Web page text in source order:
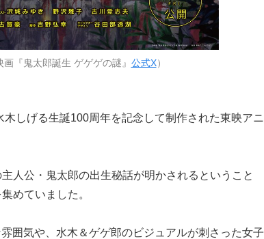
画『鬼太郎誕生 ゲゲゲの謎』 公式X）
木しげる生誕100周年を記念して制作された東映アニ
主人公・鬼太郎の出生秘話が明かされるということ
めていました。
囲気や、水木＆ゲゲ郎のビジュアルが刺さった女子